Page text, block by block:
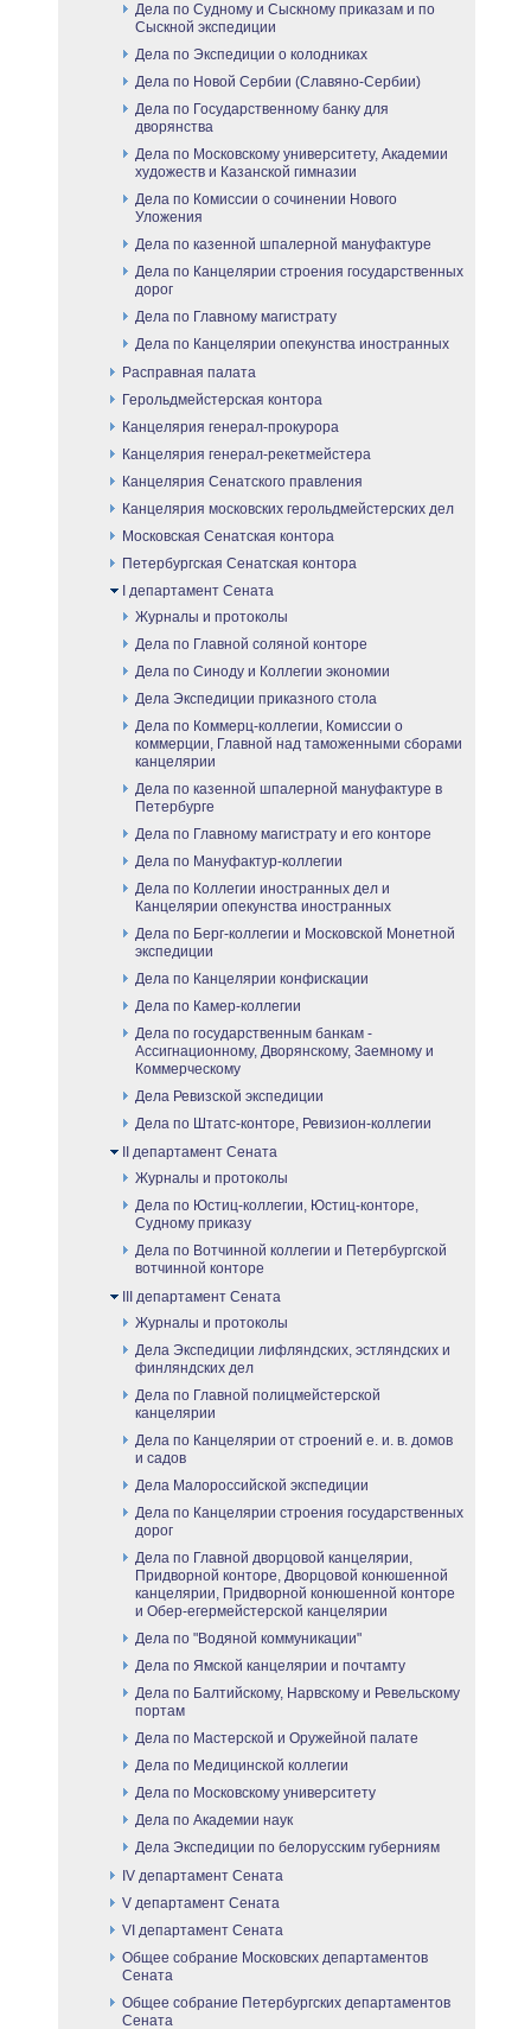
Дела по Судному и Сыскному приказам и по
Сыскной экспедиции
Дела по Экспедиции о колодниках
Дела по Новой Сербии (Славяно-Сербии)
Дела по Государственному банку для
дворянства
Дела по Московскому университету, Академии
художеств и Казанской гимназии
Дела по Комиссии о сочинении Нового
Уложения
Дела по казенной шпалерной мануфактуре
Дела по Канцелярии строения государственных
дорог
Дела по Главному магистрату
Дела по Канцелярии опекунства иностранных
Расправная палата
Герольдмейстерская контора
Канцелярия генерал-прокурора
Канцелярия генерал-рекетмейстера
Канцелярия Сенатского правления
Канцелярия московских герольдмейстерских дел
Московская Сенатская контора
Петербургская Сенатская контора
I департамент Сената
Журналы и протоколы
Дела по Главной соляной конторе
Дела по Синоду и Коллегии экономии
Дела Экспедиции приказного стола
Дела по Коммерц-коллегии, Комиссии о
коммерции, Главной над таможенными сборами
канцелярии
Дела по казенной шпалерной мануфактуре в
Петербурге
Дела по Главному магистрату и его конторе
Дела по Мануфактур-коллегии
Дела по Коллегии иностранных дел и
Канцелярии опекунства иностранных
Дела по Берг-коллегии и Московской Монетной
экспедиции
Дела по Канцелярии конфискации
Дела по Камер-коллегии
Дела по государственным банкам -
Ассигнационному, Дворянскому, Заемному и
Коммерческому
Дела Ревизской экспедиции
Дела по Штатс-конторе, Ревизион-коллегии
II департамент Сената
Журналы и протоколы
Дела по Юстиц-коллегии, Юстиц-конторе,
Судному приказу
Дела по Вотчинной коллегии и Петербургской
вотчинной конторе
III департамент Сената
Журналы и протоколы
Дела Экспедиции лифляндских, эстляндских и
финляндских дел
Дела по Главной полицмейстерской
канцелярии
Дела по Канцелярии от строений е. и. в. домов
и садов
Дела Малороссийской экспедиции
Дела по Канцелярии строения государственных
дорог
Дела по Главной дворцовой канцелярии,
Придворной конторе, Дворцовой конюшенной
канцелярии, Придворной конюшенной конторе
и Обер-егермейстерской канцелярии
Дела по "Водяной коммуникации"
Дела по Ямской канцелярии и почтамту
Дела по Балтийскому, Нарвскому и Ревельскому
портам
Дела по Мастерской и Оружейной палате
Дела по Медицинской коллегии
Дела по Московскому университету
Дела по Академии наук
Дела Экспедиции по белорусским губерниям
IV департамент Сената
V департамент Сената
VI департамент Сената
Общее собрание Московских департаментов
Сената
Общее собрание Петербургских департаментов
Сената